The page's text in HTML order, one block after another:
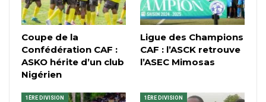
Coupe de la
Confédération CAF :
ASKO hérite d’un club
Nigérien
Ligue des Champions
CAF : l’ASCK retrouve
l’ASEC Mimosas
1ÈRE DIVISION 1ÈRE DIVISION